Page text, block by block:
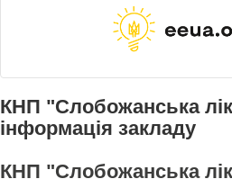
КНП "Слобожанська
інформація закладу
КНП "Слобожанська